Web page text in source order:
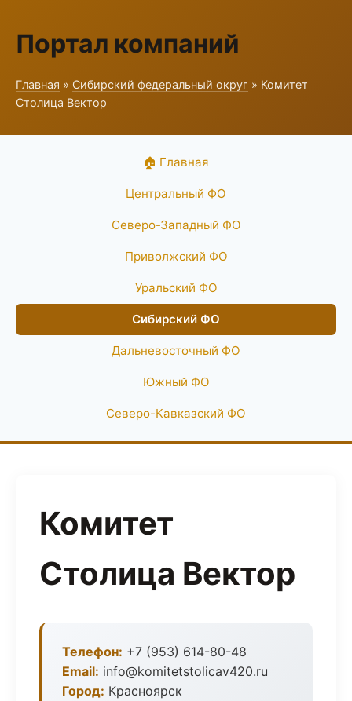
Портал компаний
Главная » Сибирский федеральный округ » Комитет
Столица Вектор
🏠 Главная
Центральный ФО
Северо-Западный ФО
Приволжский ФО
Уральский ФО
Сибирский ФО
Дальневосточный ФО
Южный ФО
Северо-Кавказский ФО
Комитет
Столица Вектор
Телефон: +7 (953) 614-80-48
Email: info@komitetstolicav420.ru
Город: Красноярск